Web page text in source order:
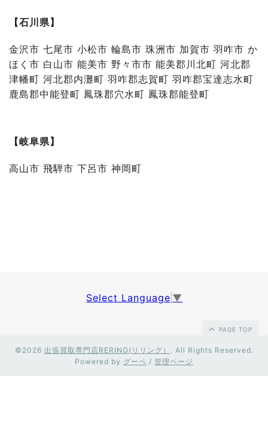
【石川県】
金沢市 七尾市 小松市 輪島市 珠洲市 加賀市 羽咋市 か
ほく市 白山市 能美市 野々市市 能美郡川北町 河北郡
津幡町 河北郡内灘町 羽咋郡志賀町 羽咋郡宝達志水町
鹿島郡中能登町 鳳珠郡穴水町 鳳珠郡能登町
【岐阜県】
高山市 飛騨市 下呂市 神岡町
Select Language ▼
PAGE TOP
©2026 出張買取専門店RERING(リリング） . All Rights Reserved.
Powered by グーペ / 管理ページ